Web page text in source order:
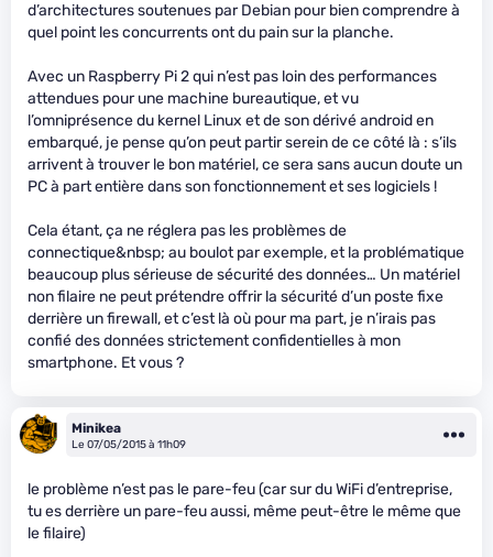
d’architectures soutenues par Debian pour bien comprendre à
quel point les concurrents ont du pain sur la planche.
Avec un Raspberry Pi 2 qui n’est pas loin des performances
attendues pour une machine bureautique, et vu
l’omniprésence du kernel Linux et de son dérivé android en
embarqué, je pense qu’on peut partir serein de ce côté là : s’ils
arrivent à trouver le bon matériel, ce sera sans aucun doute un
PC à part entière dans son fonctionnement et ses logiciels !
Cela étant, ça ne réglera pas les problèmes de
connectique&nbsp; au boulot par exemple, et la problématique
beaucoup plus sérieuse de sécurité des données… Un matériel
non filaire ne peut prétendre offrir la sécurité d’un poste fixe
derrière un firewall, et c’est là où pour ma part, je n’irais pas
confié des données strictement confidentielles à mon
smartphone. Et vous ?
Minikea
Le 07/05/2015 à 11h09
le problème n’est pas le pare-feu (car sur du WiFi d’entreprise,
tu es derrière un pare-feu aussi, même peut-être le même que
le filaire)